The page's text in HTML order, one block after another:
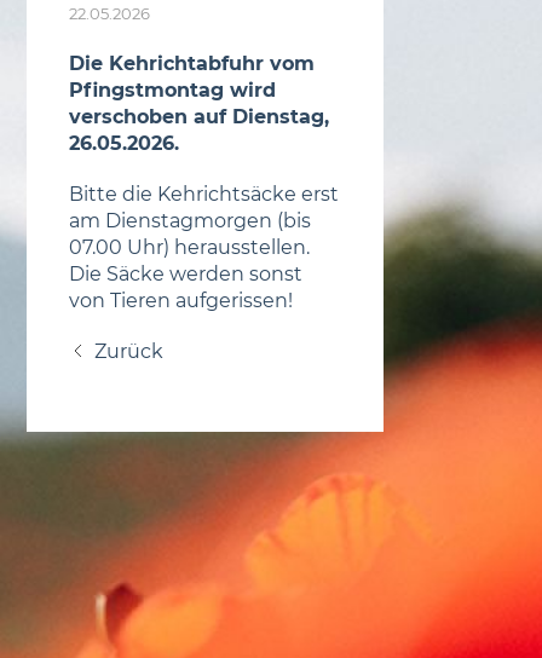
22.05.2026
Die Kehrichtabfuhr vom
Pfingstmontag wird
verschoben auf Dienstag,
26.05.2026.
Bitte die Kehrichtsäcke erst
am Dienstagmorgen (bis
07.00 Uhr) herausstellen.
Die Säcke werden sonst
von Tieren aufgerissen!
Zurück